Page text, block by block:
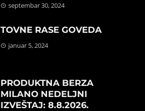
septembar 30, 2024
TOVNE RASE GOVEDA
januar 5, 2024
PRODUKTNA BERZA
MILANO NEDELJNI
IZVEŠTAJ: 8.8.2026.